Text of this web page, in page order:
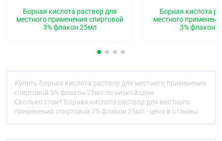
накапливаться в органах и тканях. Выводится
почками — 50 ;% (в течение 12 ;ч), остальное
количество в течение 5–7 дней.
Противопоказания
Гиперчувствительность, хроническая почечная
недостаточность, перфорация барабанной
Борная кислота раствор для
местного применения спиртовой
3% флакон 25мл
Борная кислота
местного
3% флакон
Купить Борная кислота раствор для местного применения
спиртовой 3% флакон 25мл по низкой цене
Сколько стоит Борная кислота раствор для местного
применения спиртовой 3% флакон 25мл - цена и отзывы